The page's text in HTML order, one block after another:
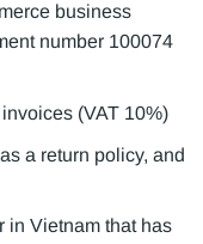
business
number 100074
(VAT 10%)
a return policy, and
in Vietnam that has